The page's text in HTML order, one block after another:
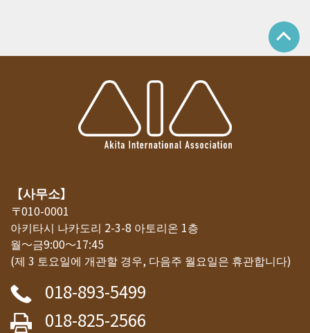
【사무소】
〒010-0001
아키타시 나카도리 2-3-8 아토리온 1층
월～금9:00～17:45
(제 3 토요일에 개관할 경우, 다음주 월요일은 휴관합니다)
018-893-5499
018-825-2566